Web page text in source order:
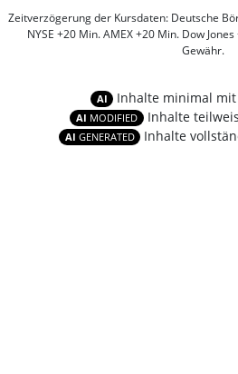
Zeitverzögerung der Kursdaten: Deutsche
NYSE +20 Min. AMEX +20 Min. Dow
Gewähr.
AI Inhalte minimal
AI MODIFIED Inhalte
AI GENERATED Inhalte